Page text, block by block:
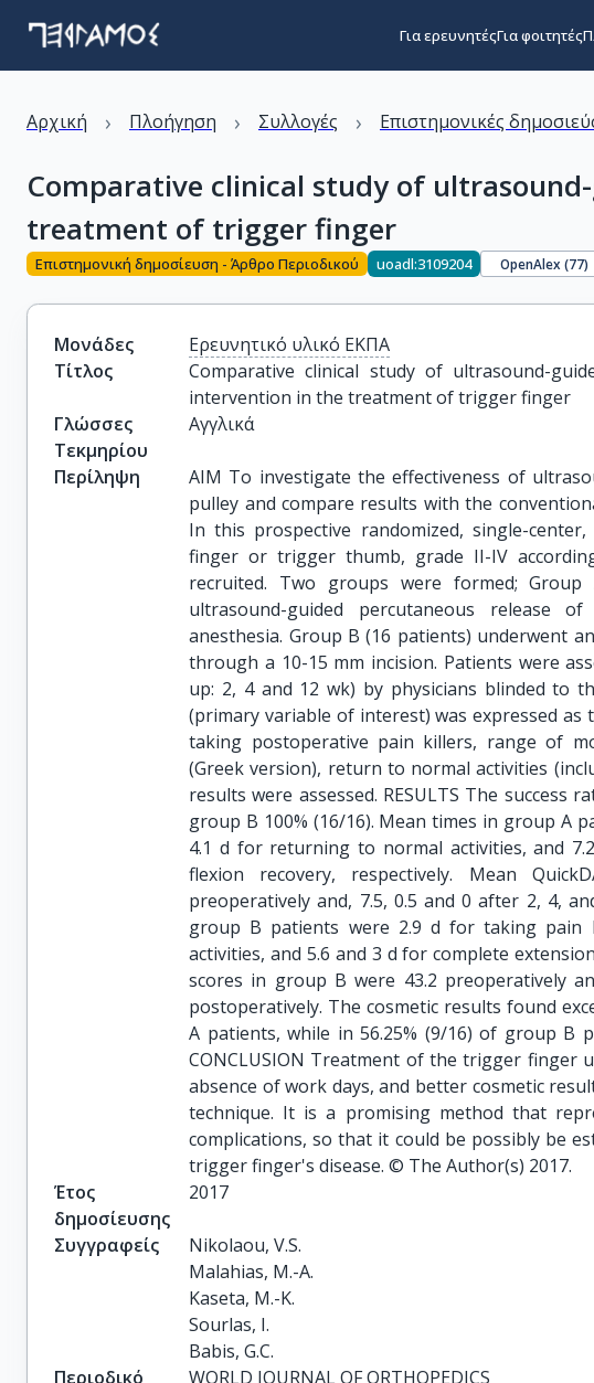
Για ερευνητέςΓια φοιτητές
Αρχική › Πλοήγηση › Συλλογές › Επιστημονικές
Comparative clinical study of
treatment of trigger finger
Επιστημονική δημοσίευση - Άρθρο Περιοδικού uoadl:3109204 OpenAlex (77)
Μονάδες
Ερευνητικό υλικό ΕΚΠΑ
Τίτλος
Comparative clinical study of ultrasound-
intervention in the treatment of trigger finger
Γλώσσες
Τεκμηρίου
Αγγλικά
Περίληψη
AIM To investigate the effectiveness of
pulley and compare results with the
In this prospective randomized, single-
finger or trigger thumb, grade II-IV
recruited. Two groups were formed;
ultrasound-guided percutaneous release
anesthesia. Group B (16 patients) underwent
through a 10-15 mm incision. Patients were
up: 2, 4 and 12 wk) by physicians blinded to
(primary variable of interest) was expressed
taking postoperative pain killers, range of
(Greek version), return to normal activities
results were assessed. RESULTS The success
group B 100% (16/16). Mean times in group A
4.1 d for returning to normal activities, and
flexion recovery, respectively. Mean
preoperatively and, 7.5, 0.5 and 0 after 2, 4,
group B patients were 2.9 d for taking
activities, and 5.6 and 3 d for complete
scores in group B were 43.2 preoperatively
postoperatively. The cosmetic results found
A patients, while in 56.25% (9/16) of group B
CONCLUSION Treatment of the trigger finger
absence of work days, and better cosmetic
technique. It is a promising method that
complications, so that it could be possibly be
trigger finger's disease. © The Author(s) 2017.
Έτος
δημοσίευσης
2017
Συγγραφείς
Nikolaou, V.S.
Malahias, M.-A.
Kaseta, M.-K.
Sourlas, I.
Babis, G.C.
Περιοδικό
WORLD JOURNAL OF ORTHOPEDICS